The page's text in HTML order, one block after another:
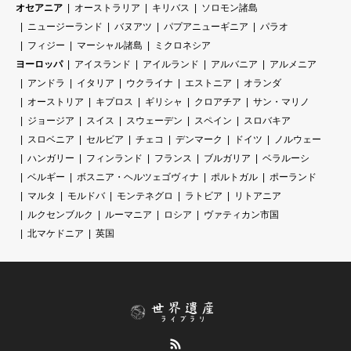
オセアニア オーストラリア キリバス
ソロモン諸島
ニュージーランド
バヌアツ パプアニューギニア
パラオ
フィジー
マーシャル諸島
ミクロネシア
ヨーロッパ
アイスランド アイルランド アルバニア
アルメニア
アンドラ
イタリア ウクライナ エストニア
オランダ
オーストリア
キプロス ギリシャ クロアチア
サン・マリノ
ジョージア
スイス スウェーデン スペイン
スロバキア
スロベニア
セルビア チェコ デンマーク ドイツ
ノルウェー
ハンガリー
フィンランド フランス ブルガリア
ベラルーシ
ベルギー
ボスニア・ヘルツェゴヴィナ ポルトガル
ポーランド
マルタ
モルドバ モンテネグロ ラトビア
リトアニア
ルクセンブルク
ルーマニア ロシア
ヴァティカン市国
北マケドニア
英国